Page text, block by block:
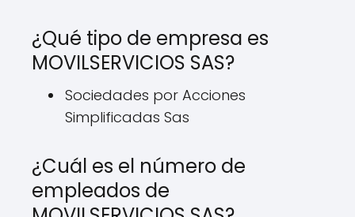
¿Qué tipo de empresa es
MOVILSERVICIOS SAS?
Sociedades por Acciones
Simplificadas Sas
¿Cuál es el número de
empleados de